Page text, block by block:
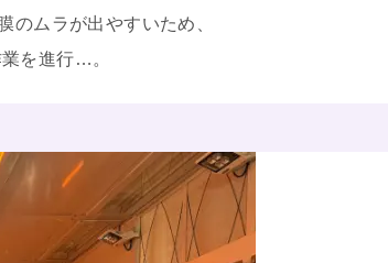
のムラが出やすいため、
を進行…。